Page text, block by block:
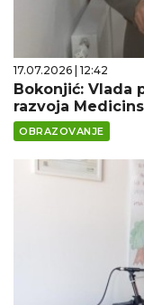
17.07.2026 | 12:42
Bokonjić: Vlada
razvoja
OBRAZOVANJE